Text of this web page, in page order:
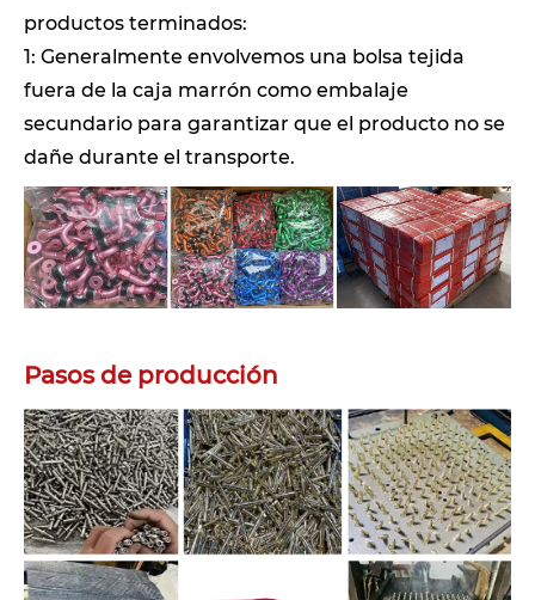
productos terminados:
1: Generalmente envolvemos una bolsa tejida
fuera de la caja marrón como embalaje
secundario para garantizar que el producto no se
dañe durante el transporte.
Pasos de producción